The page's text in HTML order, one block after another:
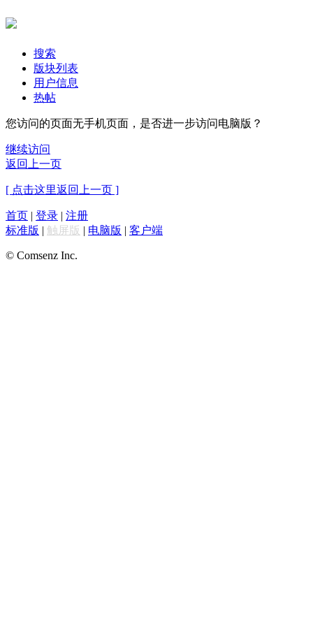
搜索
版块列表
用户信息
热帖
您访问的页面无手机页面，是否进一步访问电脑版？
继续访问
返回上一页
[ 点击这里返回上一页 ]
首页 | 登录 | 注册
标准版 | 触屏版 | 电脑版 | 客户端
© Comsenz Inc.